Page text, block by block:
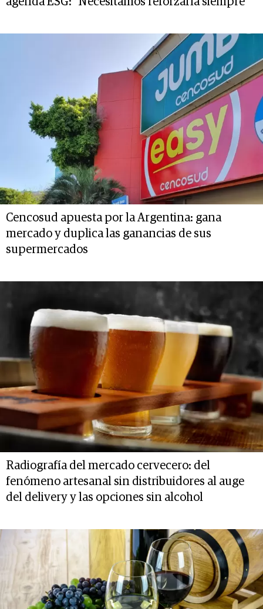
Cencosud apuesta por la Argentina: gana
mercado y duplica las ganancias de sus
supermercados
Radiografía del mercado cervecero: del
fenómeno artesanal sin distribuidores al auge
del delivery y las opciones sin alcohol